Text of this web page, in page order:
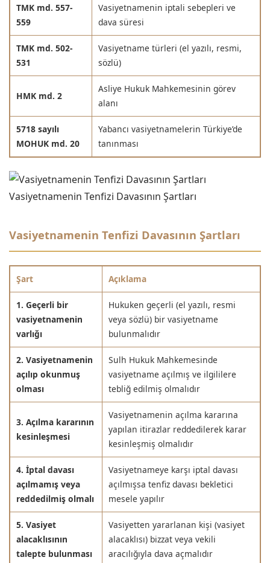
TMK md. 557-
559
Vasiyetnamenin iptali sebepleri ve
dava süresi
TMK md. 502-
531
Vasiyetname türleri (el yazılı, resmi,
sözlü)
HMK md. 2
Asliye Hukuk Mahkemesinin görev
alanı
5718 sayılı
MOHUK md. 20
Yabancı vasiyetnamelerin Türkiye’de
tanınması
Vasiyetnamenin Tenfizi Davasının Şartları
Vasiyetnamenin Tenfizi Davasının Şartları
Şart Açıklama
1. Geçerli bir
vasiyetnamenin
varlığı
Hukuken geçerli (el yazılı, resmi
veya sözlü) bir vasiyetname
bulunmalıdır
2. Vasiyetnamenin
açılıp okunmuş
olması
Sulh Hukuk Mahkemesinde
vasiyetname açılmış ve ilgililere
tebliğ edilmiş olmalıdır
3. Açılma kararının
kesinleşmesi
Vasiyetnamenin açılma kararına
yapılan itirazlar reddedilerek karar
kesinleşmiş olmalıdır
4. İptal davası
açılmamış veya
reddedilmiş olmalı
Vasiyetnameye karşı iptal davası
açılmışsa tenfiz davası bekletici
mesele yapılır
5. Vasiyet
alacaklısının
talepte bulunması
Vasiyetten yararlanan kişi (vasiyet
alacaklısı) bizzat veya vekili
aracılığıyla dava açmalıdır